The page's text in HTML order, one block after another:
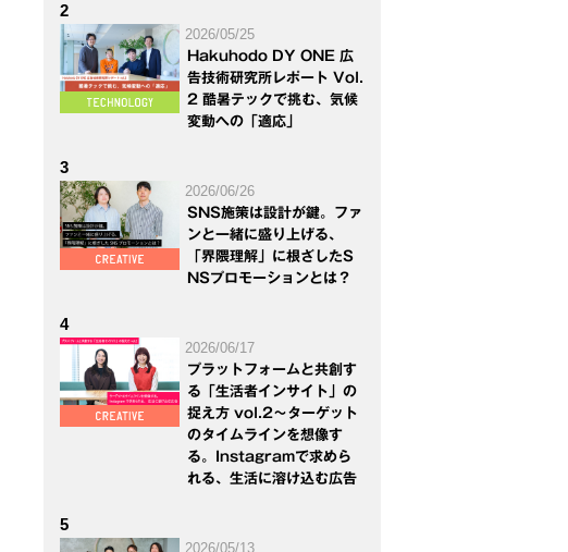
2
2026/05/25
Hakuhodo DY ONE 広
告技術研究所レポート Vol.
2 酷暑テックで挑む、気候
変動への「適応」
3
2026/06/26
SNS施策は設計が鍵。ファ
ンと一緒に盛り上げる、
「界隈理解」に根ざしたS
NSプロモーションとは？
4
2026/06/17
プラットフォームと共創す
る「生活者インサイト」の
捉え方 vol.2～ターゲット
のタイムラインを想像す
る。Instagramで求めら
れる、生活に溶け込む広告
5
2026/05/13